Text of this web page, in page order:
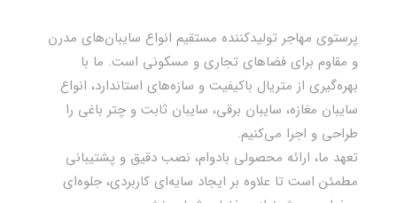
پرستوی مهاجر تولیدکننده مستقیم انواع سایبان‌های مدرن
و مقاوم برای فضاهای تجاری و مسکونی است. ما با
بهره‌گیری از متریال باکیفیت و سازه‌های استاندارد، انواع
سایبان مغازه، سایبان برقی، سایبان ثابت و چتر باغی را
طراحی و اجرا می‌کنیم.
تعهد ما، ارائه محصولی بادوام، نصب دقیق و پشتیبانی
مطمئن است تا علاوه بر ایجاد سایه‌ای کاربردی، جلوه‌ای